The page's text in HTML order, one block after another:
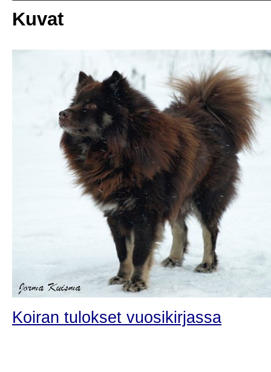
Kuvat
Koiran tulokset vuosikirjassa